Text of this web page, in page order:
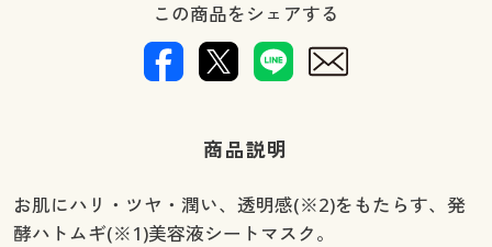
この商品をシェアする
商品説明
お肌にハリ・ツヤ・潤い、透明感(※2)をもたらす、発
酵ハトムギ(※1)美容液シートマスク。